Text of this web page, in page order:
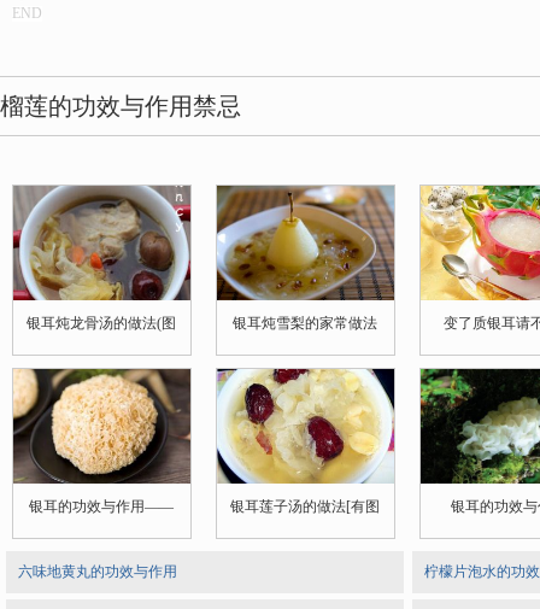
END
榴莲的功效与作用禁忌
银耳炖龙骨汤的做法(图 银耳炖雪梨的家常做法 变了质银耳请
银耳的功效与作用—— 银耳莲子汤的做法[有图 银耳的功效
六味地黄丸的功效与作用 柠檬片泡水的功